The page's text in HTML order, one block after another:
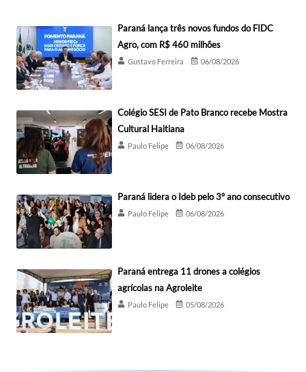
Paraná lança três novos fundos do FIDC
Agro, com R$ 460 milhões
Gustavo Ferreira 06/08/2026
Colégio SESI de Pato Branco recebe Mostra
Cultural Haitiana
Paulo Felipe 06/08/2026
Paraná lidera o Ideb pelo 3º ano consecutivo
Paulo Felipe 06/08/2026
Paraná entrega 11 drones a colégios
agrícolas na Agroleite
Paulo Felipe 05/08/2026